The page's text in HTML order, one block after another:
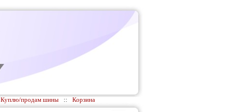
Куплю/продам шины :: Корзина